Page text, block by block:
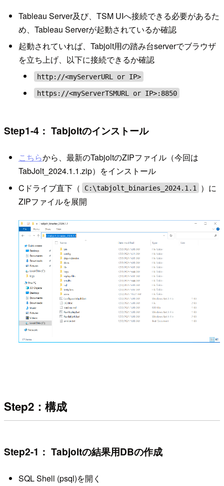
Tableau Server及び、TSM UIへ接続できる必要があるた
め、Tableau Serverが起動されているか確認
起動されていれば、Tabjolt用の踏み台serverでブラウザ
を立ち上げ、以下に接続できるか確認
http://<myServerURL or IP>
https://<myServerTSMURL or IP>:8850
Step1-4： Tabjoltのインストール
こちらから、最新のTabjoltのZIPファイル（今回は
TabJolt_2024.1.1.zip）をインストール
Cドライブ直下（
C:\tabjolt_binaries_2024.1.1
）に
ZIPファイルを展開
Step2：構成
Step2-1： Tabjoltの結果用DBの作成
SQL Shell (psql)を開く